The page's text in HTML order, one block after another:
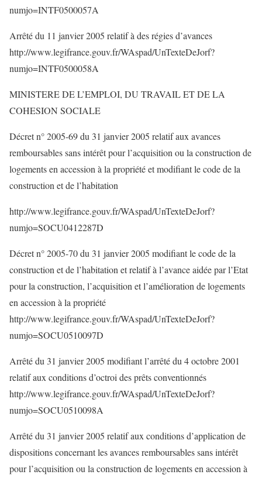
numjo=INTF0500057A
Arrêté du 11 janvier 2005 relatif à des régies d’avances
http://www.legifrance.gouv.fr/WAspad/UnTexteDeJorf?
numjo=INTF0500058A
MINISTERE DE L’EMPLOI, DU TRAVAIL ET DE LA
COHESION SOCIALE
Décret n° 2005-69 du 31 janvier 2005 relatif aux avances
remboursables sans intérêt pour l’acquisition ou la construction de
logements en accession à la propriété et modifiant le code de la
construction et de l’habitation
http://www.legifrance.gouv.fr/WAspad/UnTexteDeJorf?
numjo=SOCU0412287D
Décret n° 2005-70 du 31 janvier 2005 modifiant le code de la
construction et de l’habitation et relatif à l’avance aidée par l’Etat
pour la construction, l’acquisition et l’amélioration de logements
en accession à la propriété
http://www.legifrance.gouv.fr/WAspad/UnTexteDeJorf?
numjo=SOCU0510097D
Arrêté du 31 janvier 2005 modifiant l’arrêté du 4 octobre 2001
relatif aux conditions d’octroi des prêts conventionnés
http://www.legifrance.gouv.fr/WAspad/UnTexteDeJorf?
numjo=SOCU0510098A
Arrêté du 31 janvier 2005 relatif aux conditions d’application de
dispositions concernant les avances remboursables sans intérêt
pour l’acquisition ou la construction de logements en accession à